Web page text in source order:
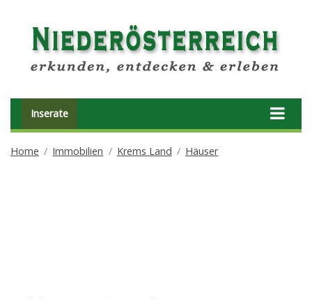
Inserate
Home Immobilien Krems Land Häuser